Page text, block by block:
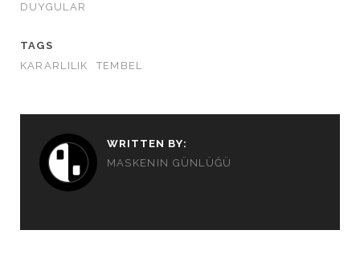
DUYGULAR
TAGS
KARARLILIK
TEMBEL
WRITTEN BY:
MASKENIN GÜNLÜĞÜ